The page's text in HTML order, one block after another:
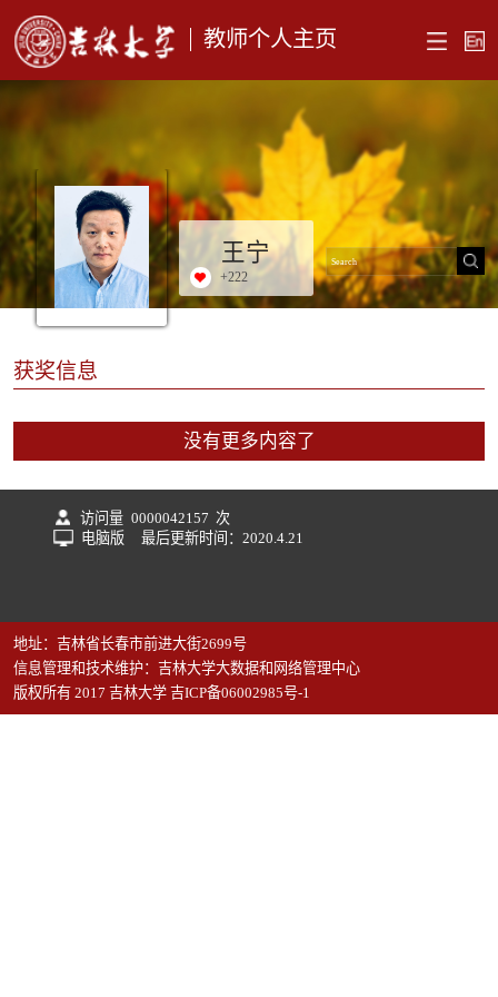
教师个人主页
王宁
+222
获奖信息
没有更多内容了
访问量 0000042157 次
电脑版
最后更新时间： 2020 4. 21
地址：吉林省长春市前进大街2699号
信息管理和技术维护：吉林大学大数据和网络管理中心
版权所有 2017 吉林大学 吉ICP备06002985号-1